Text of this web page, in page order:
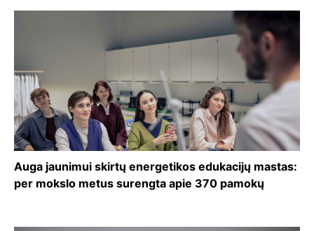
Auga jaunimui skirtų energetikos edukacijų mastas:
per mokslo metus surengta apie 370 pamokų